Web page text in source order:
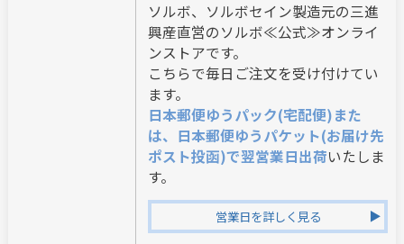
ソルボ、ソルボセイン製造元の三進
興産直営のソルボ≪公式≫オンライ
ンストアです。
こちらで毎日ご注文を受け付けてい
ます。
日本郵便ゆうパック(宅配便)また
は、日本郵便ゆうパケット(お届け先
ポスト投函)で翌営業日出荷いたしま
す。
営業日を詳しく見る